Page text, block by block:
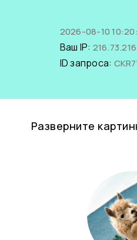
2026-08-10
Ваш IP:
ID запроса:
Разверните